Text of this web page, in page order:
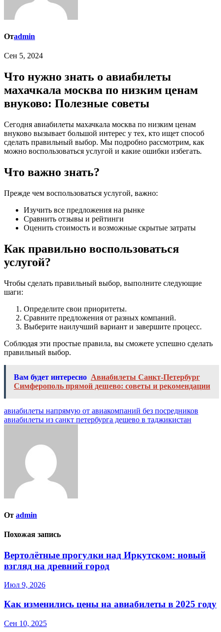
Отadmin
Сен 5, 2024
Что нужно знать о авиабилеты
махачкала москва по низким ценам
внуково: Полезные советы
Сегодня авиабилеты махачкала москва по низким ценам
внуково вызывает большой интерес у тех, кто ищет способ
сделать правильный выбор. Мы подробно рассмотрим, как
можно воспользоваться услугой и какие ошибки избегать.
Что важно знать?
Прежде чем воспользоваться услугой, важно:
Изучить все предложения на рынке
Сравнить отзывы и рейтинги
Оценить стоимость и возможные скрытые затраты
Как правильно воспользоваться
услугой?
Чтобы сделать правильный выбор, выполните следующие
шаги:
Определите свои приоритеты.
Сравните предложения от разных компаний.
Выберите наилучший вариант и завершите процесс.
Соблюдая эти простые правила, вы сможете успешно сделать
правильный выбор.
Вам будет интересно Авиабилеты Санкт-Петербург
Симферополь прямой дешево: советы и рекомендации
Навигация
по
авиабилеты напрямую от авиакомпаний без посредников
авиабилеты из санкт петербурга дешево в таджикистан
От admin
Похожая запись
Вертолётные прогулки над Иркутском: новый
взгляд на древний город
Июл 9, 2026
Как изменились цены на авиабилеты в 2025 году
Сен 10, 2025